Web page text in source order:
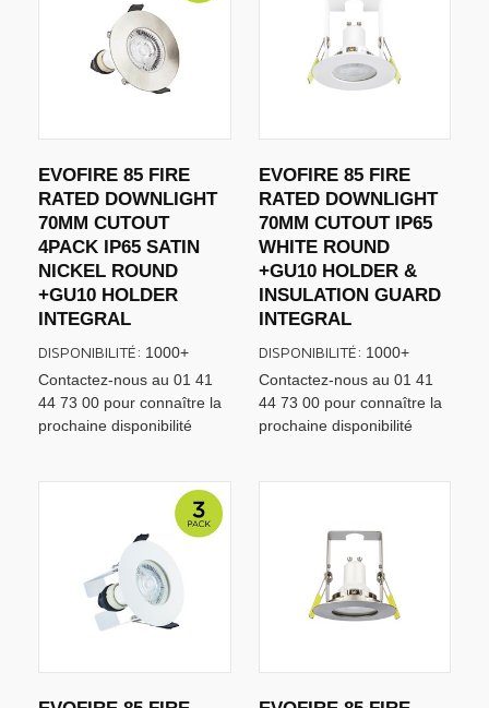
EVOFIRE 85 FIRE
RATED DOWNLIGHT
70MM CUTOUT
4PACK IP65 SATIN
NICKEL ROUND
+GU10 HOLDER
INTEGRAL
Contactez-nous au 01 41
44 73 00 pour connaître la
prochaine disponibilité
DISPONIBILITÉ: 1000+
EVOFIRE 85 FIRE
RATED DOWNLIGHT
70MM CUTOUT IP65
WHITE ROUND
+GU10 HOLDER &
INSULATION GUARD
INTEGRAL
Contactez-nous au 01 41
44 73 00 pour connaître la
prochaine disponibilité
DISPONIBILITÉ: 1000+